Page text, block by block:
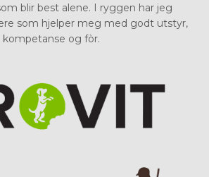
blir best alene. I ryggen har jeg
som hjelper meg med godt utstyr,
kompetanse og fòr.